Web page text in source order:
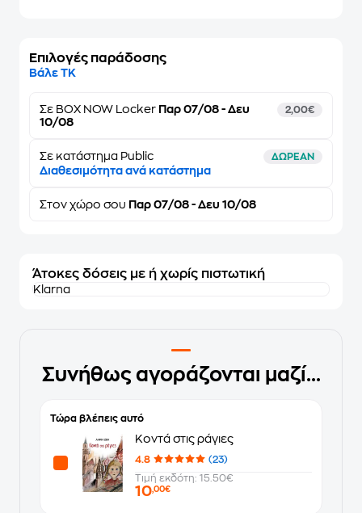
Επιλογές παράδοσης
Βάλε ΤΚ
Σε BOX NOW Locker Παρ 07/08 - Δευ
10/08
2,00€
Σε κατάστημα Public ΔΩΡΕΑΝ
Διαθεσιμότητα ανά κατάστημα
Στον χώρο σου Παρ 07/08 - Δευ 10/08
Άτοκες δόσεις με ή χωρίς πιστωτική
Klarna
Συνήθως αγοράζονται μαζί...
Τώρα βλέπεις αυτό
Κοντά στις ράγιες
4.8
(23)
Τιμή εκδότη: 15.50€
10,00€